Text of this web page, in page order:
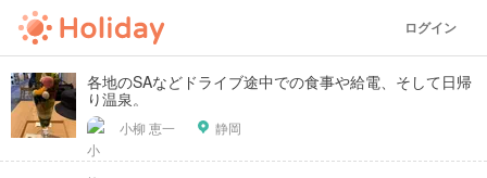
ログイン
各地のSAなどドライブ途中での食事や給電、そして日帰
り温泉。
小柳 恵一 静岡